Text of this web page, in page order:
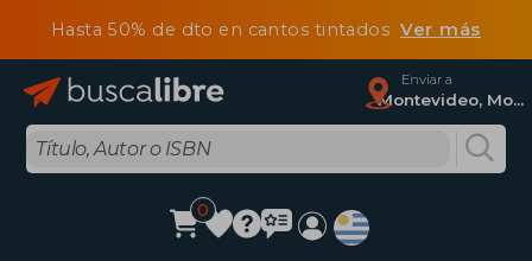
Hasta 50% de dto en cantos tintadosVer más
Enviar a
Montevideo, Montevideo
0